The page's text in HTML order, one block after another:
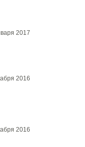
2017
2016
2016